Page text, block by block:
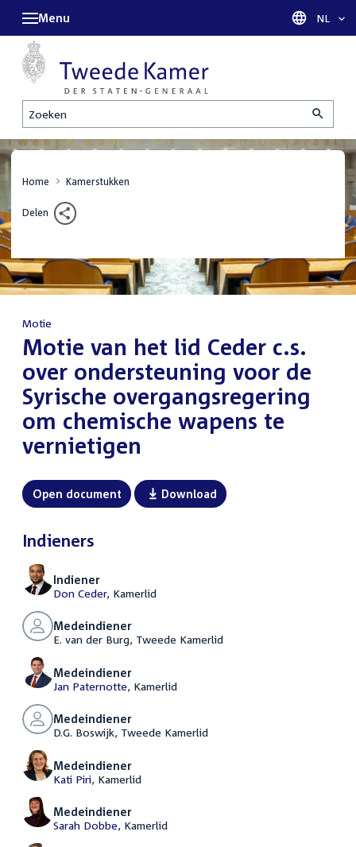
Zoeken
Menu Taal
NL
Home Kamerstukken
Delen
Motie
:Motie van het lid Ceder c.s.
over ondersteuning voor de
Syrische overgangsregering
om chemische wapens te
vernietigen
Open document Download
Indieners
Indiener
Don Ceder, Kamerlid
Medeindiener
E. van der Burg, Tweede Kamerlid
Medeindiener
Jan Paternotte, Kamerlid
Medeindiener
D.G. Boswijk, Tweede Kamerlid
Medeindiener
Kati Piri, Kamerlid
Medeindiener
Sarah Dobbe, Kamerlid